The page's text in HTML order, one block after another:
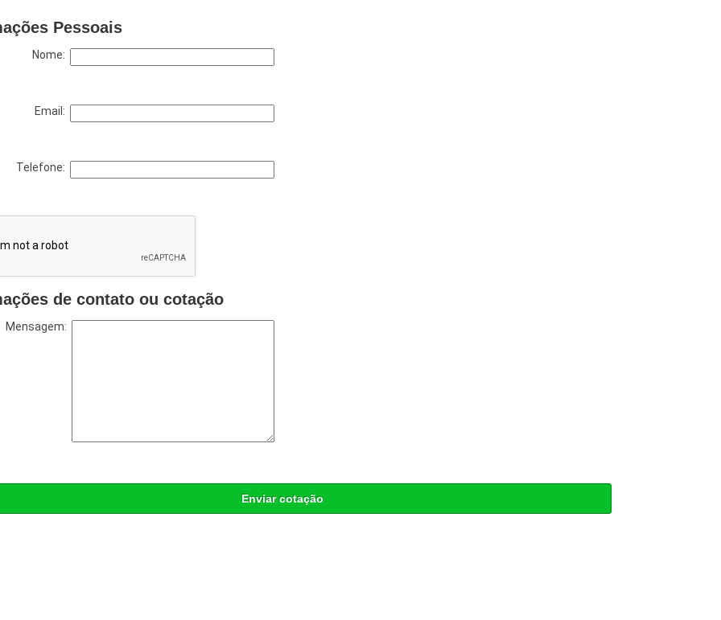
Pessoais
Nome:
Email:
Telefone:
de contato ou cotação
Mensagem:
Enviar cotação